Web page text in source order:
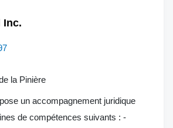
Inc.
la Pinière
un accompagnement juridique
de compétences suivants : -